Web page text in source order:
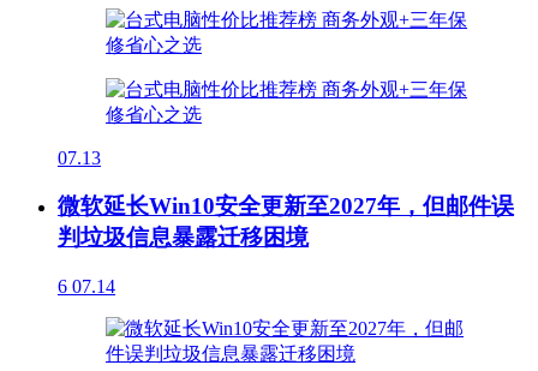
07.13
微软延长Win10安全更新至2027年，但邮件误
判垃圾信息暴露迁移困境
6 07.14